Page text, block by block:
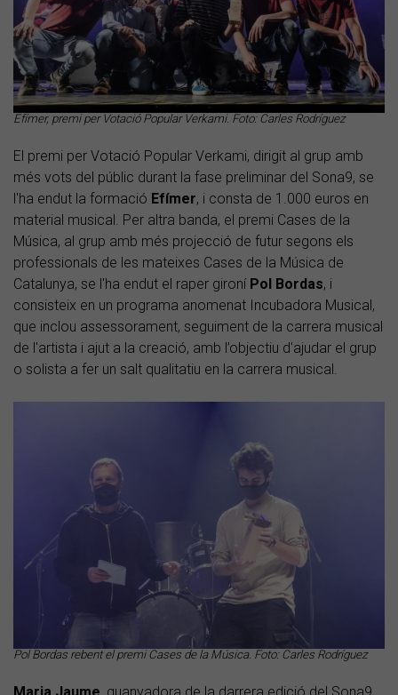
Efímer, premi per Votació Popular Verkami. Foto: Carles Rodríguez
El premi per Votació Popular Verkami, dirigit al grup amb
més vots del públic durant la fase preliminar del Sona9, se
l'ha endut la formació Efímer, i consta de 1.000 euros en
material musical. Per altra banda, el premi Cases de la
Música, al grup amb més projecció de futur segons els
professionals de les mateixes Cases de la Música de
Catalunya, se l'ha endut el raper gironí Pol Bordas, i
consisteix en un programa anomenat Incubadora Musical,
que inclou assessorament, seguiment de la carrera musical
de l'artista i ajut a la creació, amb l’objectiu d'ajudar el grup
o solista a fer un salt qualitatiu en la carrera musical.
Pol Bordas rebent el premi Cases de la Música. Foto: Carles Rodríguez